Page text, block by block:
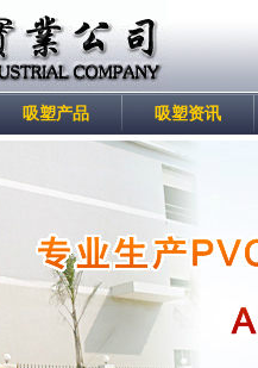
吸塑产品 吸塑资讯